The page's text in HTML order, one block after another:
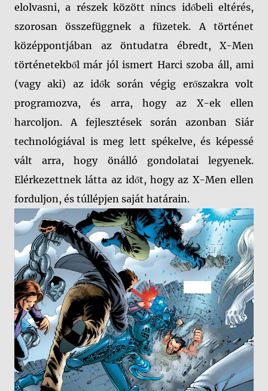
elolvasni, a részek között nincs időbeli eltérés,
szorosan összefüggnek a füzetek. A történet
középpontjában az öntudatra ébredt, X-Men
történetekből már jól ismert Harci szoba áll, ami
(vagy aki) az idők során végig erőszakra volt
programozva, és arra, hogy az X-ek ellen
harcoljon. A fejlesztések során azonban Siár
technológiával is meg lett spékelve, és képessé
vált arra, hogy önálló gondolatai legyenek.
Elérkezettnek látta az időt, hogy az X-Men ellen
forduljon, és túllépjen saját határain.